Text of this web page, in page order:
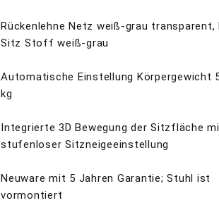
Rückenlehne Netz weiß-grau transparent,
Sitz Stoff weiß-grau
Automatische Einstellung Körpergewicht
kg
Integrierte 3D Bewegung der Sitzfläche
stufenloser Sitzneigeeinstellung
Neuware mit 5 Jahren Garantie; Stuhl ist
vormontiert